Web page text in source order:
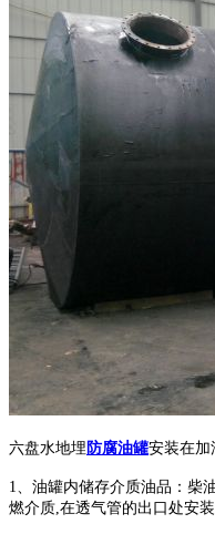
六盘水地埋 防腐油罐安装在加
1、油罐内储存介质油品：柴
燃介质,在透气管的出口处安